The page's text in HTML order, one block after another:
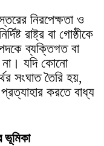
নিরপেক্ষতা ও
রাষ্ট্র বা গোষ্ঠীকে
ব্যক্তিগত বা
না। যদি কোনো
সংঘাত তৈরি হয়,
করতে বাধ্য
ভূমিকা